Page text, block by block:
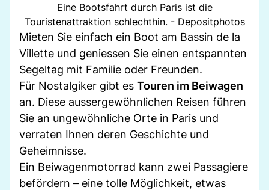
Eine Bootsfahrt durch Paris ist die
Touristenattraktion schlechthin. - Depositphotos
Mieten Sie einfach ein Boot am Bassin de la
Villette und geniessen Sie einen entspannten
Segeltag mit Familie oder Freunden.
Für Nostalgiker gibt es Touren im Beiwagen
an. Diese aussergewöhnlichen Reisen führen
Sie an ungewöhnliche Orte in Paris und
verraten Ihnen deren Geschichte und
Geheimnisse.
Ein Beiwagenmotorrad kann zwei Passagiere
befördern – eine tolle Möglichkeit, etwas